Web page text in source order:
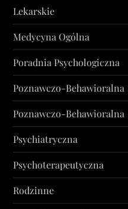
Lekarskie
Medycyna Ogólna
Poradnia Psychologiczna
Poznawczo-Behawioralna
Poznawczo-Behawioralna
Psychiatryczna
Psychoterapeutyczna
Rodzinne